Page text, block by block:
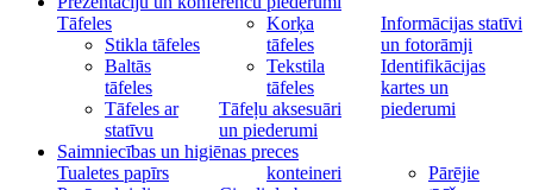
Tāfeles
Stikla tāfeles
Baltās
tāfeles
Tāfeles ar
statīvu
Korķa
tāfeles
Tekstila
tāfeles
Tāfeļu aksesuāri
un piederumi
Informācijas statīvi
un fotorāmji
Identifikācijas
kartes un
piederumi
Saimniecības un higiēnas preces
Tualetes papīrs
konteineri
Pārējie